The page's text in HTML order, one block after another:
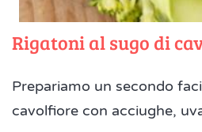
Rigatoni al sugo di
Prepariamo un secondo
cavolfiore con acciughe,